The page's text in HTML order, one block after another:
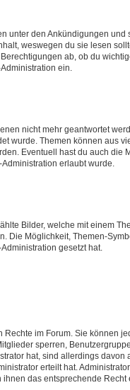
unter den Ankündigungen und
weswegen du sie lesen
ab, ob du
ein.
nicht mehr geantwortet
wurde. Themen können aus
Eventuell hast du auch die
erlaubt wurde.
Bilder, welche mit einem
Die Möglichkeit, Themen-
gesetzt hat.
im Forum. Sie können
sperren,
hat, sind allerdings
erteilt hat.
das entsprechende Recht